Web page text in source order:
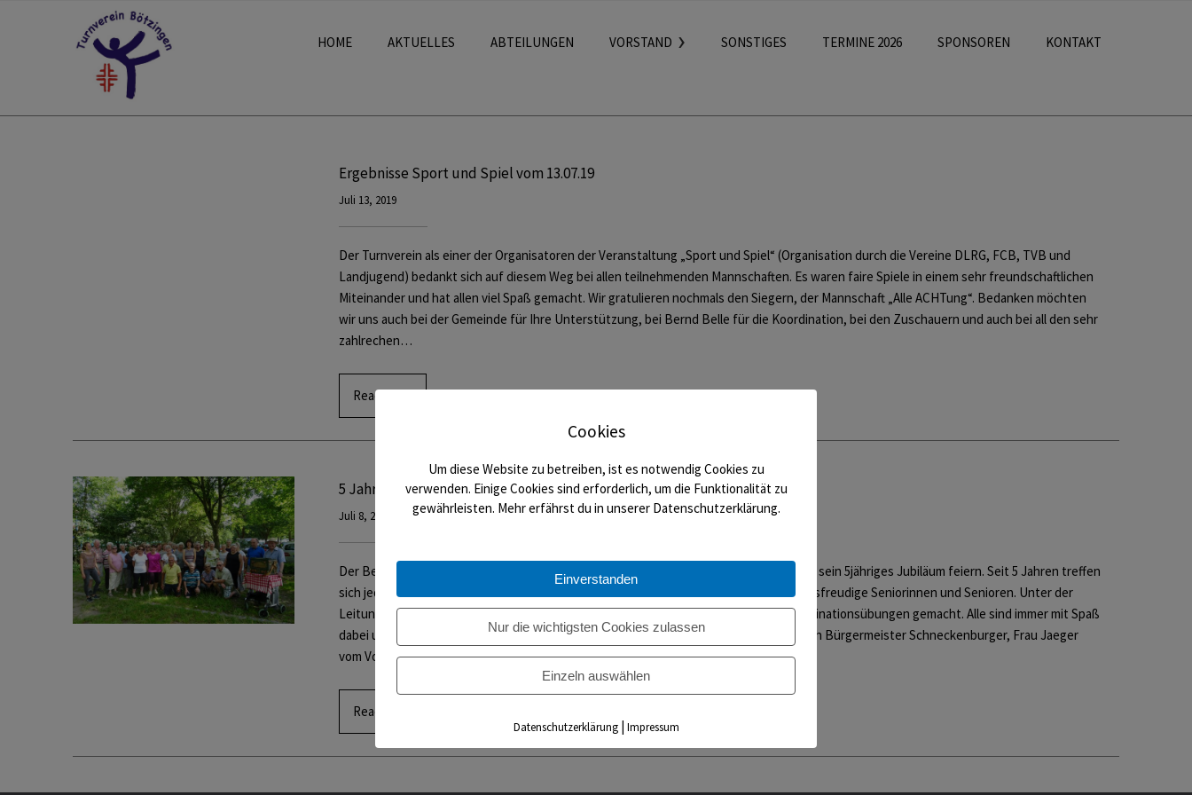
HOME AKTUELLES ABTEILUNGEN VORSTAND SONSTIGES TERMINE 2026 SPONSOREN KONTAKT
Ergebnisse Sport und Spiel vom 13.07.19
Juli 13, 2019
Der Turnverein als einer der Organisatoren der Veranstaltung „Sport und Spiel“ (Organisation durch die Vereine DLRG, FCB, TVB und
Landjugend) bedankt sich auf diesem Weg bei allen teilnehmenden Mannschaften. Es waren faire Spiele in einem sehr freundschaftlichen
Miteinander und hat allen viel Spaß gemacht. Wir gratulieren nochmals den Siegern, der Mannschaft „Alle ACHTung“. Bedanken möchten
wir uns auch bei der Gemeinde für Ihre Unterstützung, bei Bernd Belle für die Koordination, bei den Zuschauern und auch bei all den sehr
zahlrechen…
Read More
5 Jahre Bewegungstreff im Freien für Seniorinnen und Senioren
Juli 8, 2019
Der Bewegungstreff – eine Kooperation des TVB mit dem Volksbildungswerk – konnte sein 5jähriges Jubiläum feiern. Seit 5 Jahren treffen
sich jeden Dienstagvormittag um 9.30 auf dem Parkplatz beim Schwimmbad bewegungsfreudige Seniorinnen und Senioren. Unter der
Leitung von Uschi Torn (Stellvertreter Klaus Stiller) werden Kraft-, Balance- und Koordinationsübungen gemacht. Alle sind immer mit Spaß
dabei und stellen fest, wie fit Bewegung im Freien macht. Beim Jubiläum machten auch Bürgermeister Schneckenburger, Frau Jaeger
vom Volksbildungswerk und Frau von Hirschhausen vom Gesundheitsamt…
Read More
Cookies
Um diese Website zu betreiben, ist es notwendig Cookies zu
verwenden. Einige Cookies sind erforderlich, um die Funktionalität zu
gewährleisten. Mehr erfährst du in unserer Datenschutzerklärung.
Einverstanden
Nur die wichtigsten Cookies zulassen
Einzeln auswählen
Datenschutzerklärung| Impressum